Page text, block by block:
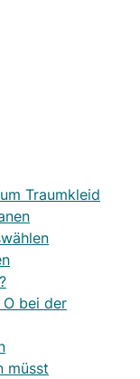
Traumkleid
bei der
müsst